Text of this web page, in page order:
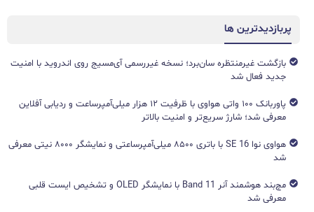
پربازدیدترین ها
بازگشت غیرمنتظره سان‌برد؛ نسخه غیررسمی آی‌مسیج روی اندروید با امنیت
جدید فعال شد
پاوربانک ۱۰۰ واتی هواوی با ظرفیت ۱۲ هزار میلی‌آمپرساعت و ردیابی آفلاین
معرفی شد؛ شارژ سریع‌تر و امنیت بالاتر
هواوی نوا 16 SE با باتری ۸۵۰۰ میلی‌آمپرساعتی و نمایشگر ۸۰۰۰ نیتی معرفی
شد
مچ‌بند هوشمند آنر Band 11 با نمایشگر OLED و تشخیص ایست قلبی
معرفی شد